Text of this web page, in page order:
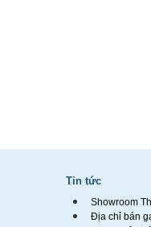
Tin tức
Showroom
Địa chỉ bán